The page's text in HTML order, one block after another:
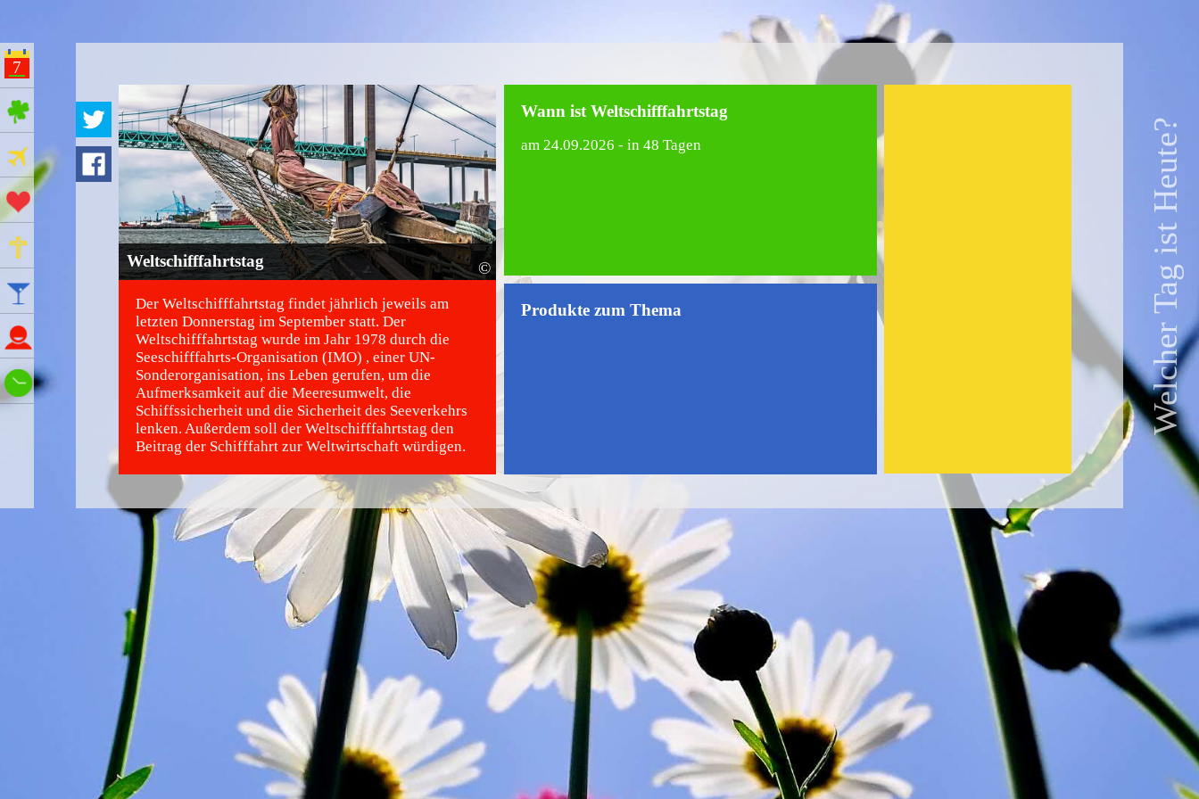
Welcher Tag ist Heute?
7
ges Feiertage
Ferien
Aktionstage
Gedenktage
Namenstage
Wie spät ist es?
Weltschifffahrtstag ©
Der Weltschifffahrtstag findet jährlich jeweils am
letzten Donnerstag im September statt. Der
Weltschifffahrtstag wurde im Jahr 1978 durch die
Seeschifffahrts-Organisation (IMO) , einer UN-
Sonderorganisation, ins Leben gerufen, um die
Aufmerksamkeit auf die Meeresumwelt, die
Schiffssicherheit und die Sicherheit des Seeverkehrs
lenken. Außerdem soll der Weltschifffahrtstag den
Beitrag der Schifffahrt zur Weltwirtschaft würdigen.
Wann ist Weltschifffahrtstag
am24.09.2026 - in 48 Tagen
Produkte zum Thema